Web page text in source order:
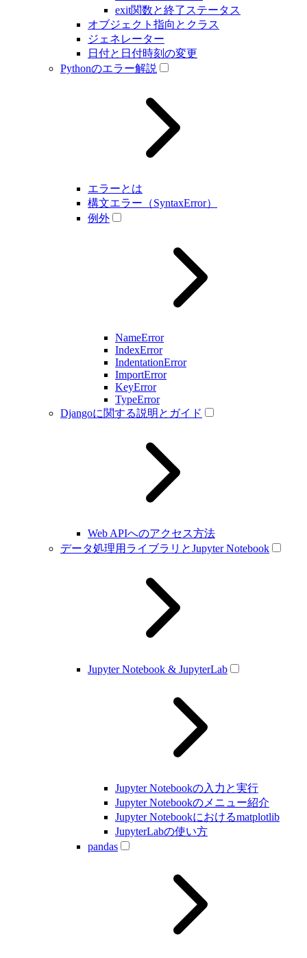
exit関数と終了ステータス
オブジェクト指向とクラス
ジェネレーター
日付と日付時刻の変更
Pythonのエラー解説
エラーとは
構文エラー（SyntaxError）
例外
NameError
IndexError
IndentationError
ImportError
KeyError
TypeError
Djangoに関する説明とガイド
Web APIへのアクセス方法
データ処理用ライブラリとJupyter Notebook
Jupyter Notebook & JupyterLab
Jupyter Notebookの入力と実行
Jupyter Notebookのメニュー紹介
Jupyter Notebookにおけるmatplotlib
JupyterLabの使い方
pandas